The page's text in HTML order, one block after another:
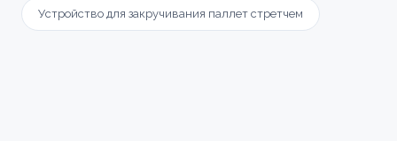
Устройство для закручивания паллет стретчем